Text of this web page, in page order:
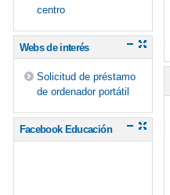
centro
Webs de interés
Solicitud de préstamo
de ordenador portátil
Facebook Educación